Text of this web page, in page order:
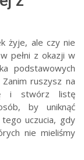
żyje, ale czy nie
pełni z okazji w
podstawowych
ruszysz na
i stwórz listę
by uniknąć
uczucia, gdy
nie mieliśmy